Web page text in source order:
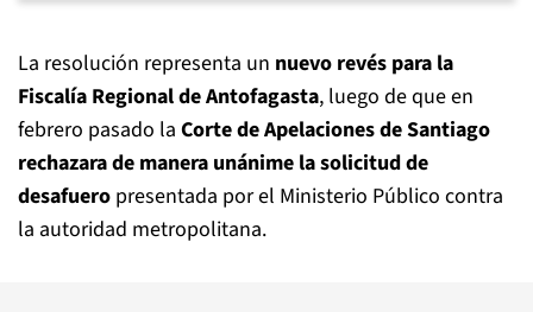
La resolución representa un nuevo revés para la
Fiscalía Regional de Antofagasta, luego de que en
febrero pasado la Corte de Apelaciones de Santiago
rechazara de manera unánime la solicitud de
desafuero presentada por el Ministerio Público contra
la autoridad metropolitana.